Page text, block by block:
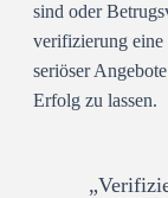
sind oder
verifizierung eine
seriöser
Erfolg zu lassen.